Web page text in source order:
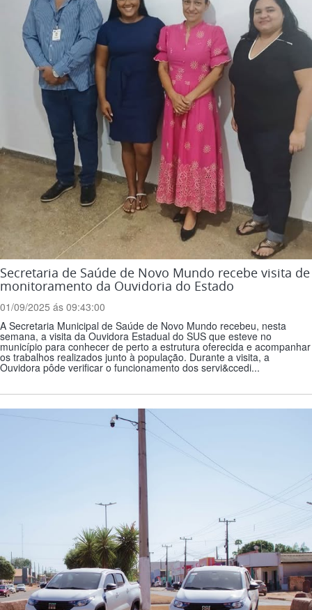
Secretaria de Saúde de Novo Mundo recebe visita de
monitoramento da Ouvidoria do Estado
01/09/2025 ás 09:43:00
A Secretaria Municipal de Saúde de Novo Mundo recebeu, nesta
semana, a visita da Ouvidora Estadual do SUS que esteve no
município para conhecer de perto a estrutura oferecida e acompanhar
os trabalhos realizados junto à população. Durante a visita, a
Ouvidora pôde verificar o funcionamento dos servi&ccedi...